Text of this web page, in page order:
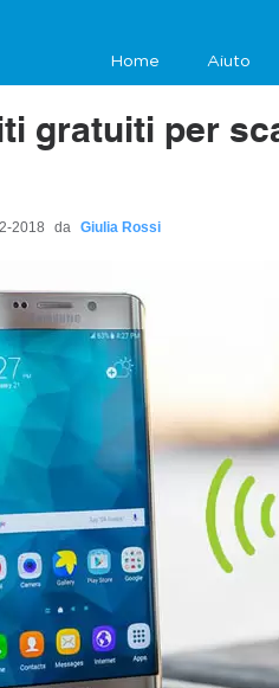
Home Aiuto
gratuiti per
2018 da Giulia Rossi